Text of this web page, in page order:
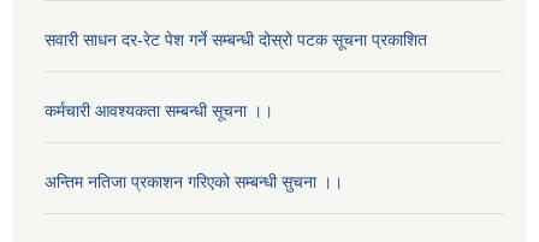
सवारी साधन दर-रेट पेश गर्ने सम्बन्धी दोस्रो पटक सूचना प्रकाशित
कर्मचारी आवश्यकता सम्बन्धी सूचना ।।
अन्तिम नतिजा प्रकाशन गरिएको सम्बन्धी सुचना ।।